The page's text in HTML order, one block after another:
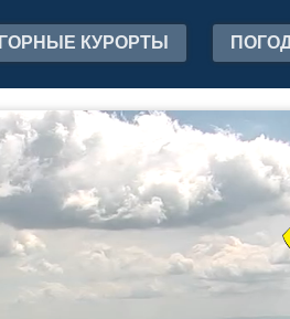
ГОРНЫЕ КУРОРТЫ